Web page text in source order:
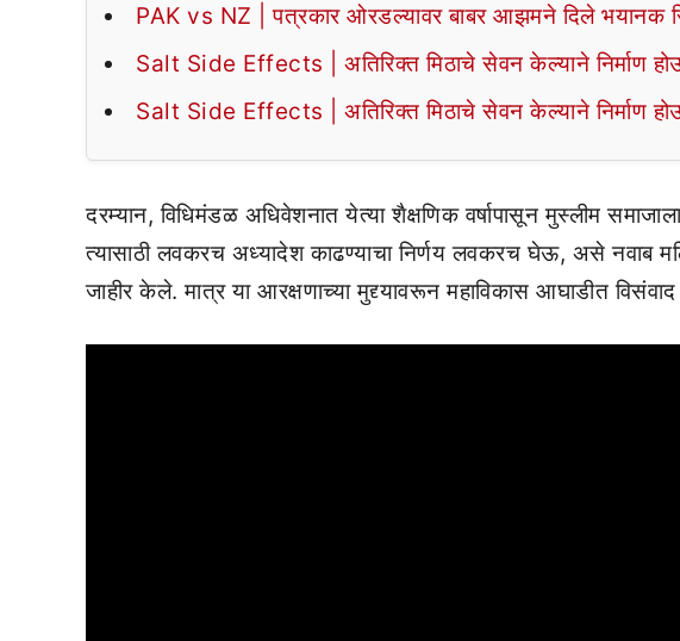
PAK vs NZ | पत्रकार ओरडल्यावर बाबर आझमने दिले भयानक
Salt Side Effects | अतिरिक्त मिठाचे सेवन केल्याने निर्माण
Salt Side Effects | अतिरिक्त मिठाचे सेवन केल्याने निर्माण
दरम्यान, विधिमंडळ अधिवेशनात येत्या शैक्षणिक वर्षापासून मुस्लीम
त्यासाठी लवकरच अध्यादेश काढण्याचा निर्णय लवकरच घेऊ, असे नवाब
जाहीर केले. मात्र या आरक्षणाच्या मुद्द्यावरून महाविकास आघाडीत